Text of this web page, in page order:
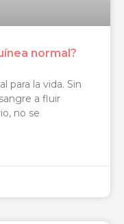
normal?
para la vida. Sin
a fluir
no se